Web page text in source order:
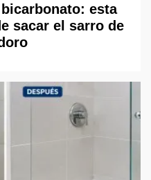
esta
sacar el sarro de